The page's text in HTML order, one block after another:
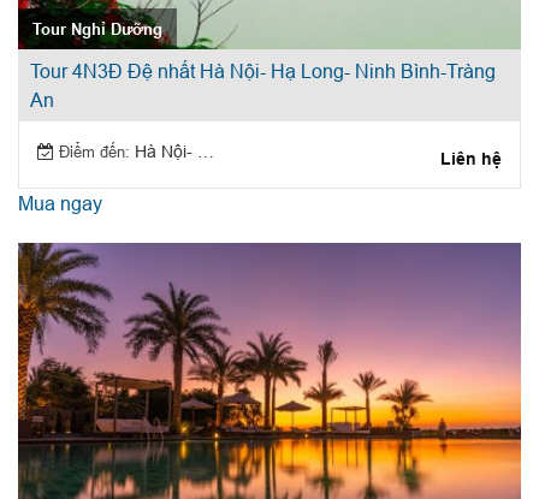
Tour Nghỉ Dưỡng
Tour 4N3Đ Đệ nhất Hà Nội- Hạ Long- Ninh Bình-Tràng
An
Điểm đến: Hà Nội- Hạ Long- Ninh Bình Liên hệ
Mua ngay